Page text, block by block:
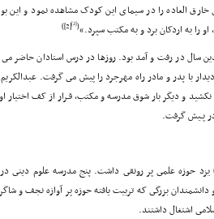
خارق العاده را در سیماى این کودک مشاهده نمود و
را به اردکان برد و به مکتب سپرد.»(
[2]
[2])
سال در رفت و آمد بود. روزها در درس استادان حاضر
با پدر و مادر راه مهرجرد را پیش مى گرفت. عبدالکریم
و دیگر بار شوق مدرسه و مکتب، قـرار از کف اختیار
در پـیش گرفت.
یزد حوزه علمى پر رونقى داشت. پنج مدرسه علوم دینى
بزرگى که تربیت یافته حوزه پر آوازه نجف و
اشتغال داشتند.